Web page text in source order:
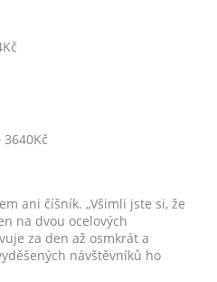
3640Kč
ani číšník. „Všimli jste si, že
na dvou ocelových
za den až osmkrát a
návštěvníků ho